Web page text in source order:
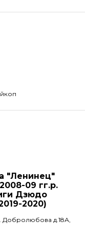
"Ленинец"
09 гг.р.
Дзюдо
2020)
д.18А,